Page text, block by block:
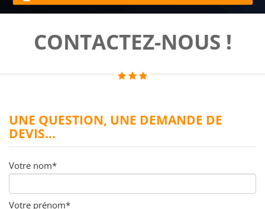
CONTACTEZ-NOUS !
UNE QUESTION, UNE DEMANDE DE
DEVIS...
Votre nom*
Votre prénom*